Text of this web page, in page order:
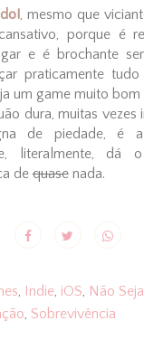
, mesmo que
porque é
e é brochante
praticamente
um game muito bom
dura, muitas vezes
de piedade, é
literalmente, dá
dequasenada.
, Indie, iOS, Não
, Sobrevivência